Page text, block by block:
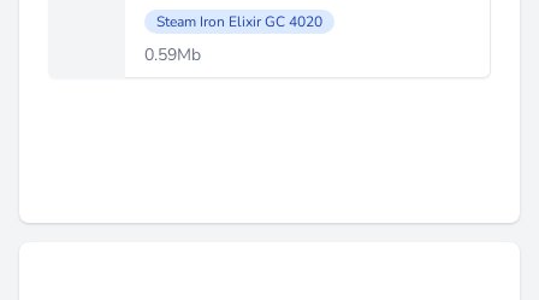
Steam Iron Elixir GC 4020
0.59Mb